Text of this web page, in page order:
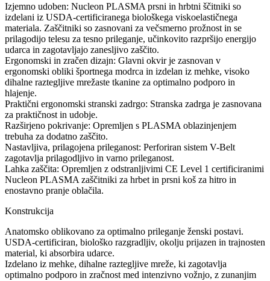
Izjemno udoben: Nucleon PLASMA prsni in hrbtni ščitniki so
izdelani iz USDA-certificiranega biološkega viskoelastičnega
materiala. Zaščitniki so zasnovani za večsmerno prožnost in se
prilagodijo telesu za tesno prileganje, učinkovito razpršijo energijo
udarca in zagotavljajo zanesljivo zaščito.
Ergonomski in zračen dizajn: Glavni okvir je zasnovan v
ergonomski obliki športnega modrca in izdelan iz mehke, visoko
dihalne raztegljive mrežaste tkanine za optimalno podporo in
hlajenje.
Praktični ergonomski stranski zadrgo: Stranska zadrga je zasnovana
za praktičnost in udobje.
Razširjeno pokrivanje: Opremljen s PLASMA oblazinjenjem
trebuha za dodatno zaščito.
Nastavljiva, prilagojena prileganost: Perforiran sistem V-Belt
zagotavlja prilagodljivo in varno prileganost.
Lahka zaščita: Opremljen z odstranljivimi CE Level 1 certificiranimi
Nucleon PLASMA zaščitniki za hrbet in prsni koš za hitro in
enostavno pranje oblačila.
Konstrukcija
Anatomsko oblikovano za optimalno prileganje ženski postavi.
USDA-certificiran, biološko razgradljiv, okolju prijazen in trajnosten
material, ki absorbira udarce.
Izdelano iz mehke, dihalne raztegljive mreže, ki zagotavlja
optimalno podporo in zračnost med intenzivno vožnjo, z zunanjim